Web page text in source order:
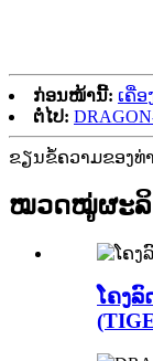
ກ່ອນໜ້ານີ້: ເຄື່
ຕໍ່ໄປ:
ຂຽນຂໍ້ຄວາມຂອງທ່
ໝວດໝູ່ຜະລິ
ໂຄງລົ